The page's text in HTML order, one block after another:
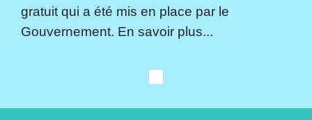
gratuit qui a été mis en place par le
Gouvernement. En savoir plus...